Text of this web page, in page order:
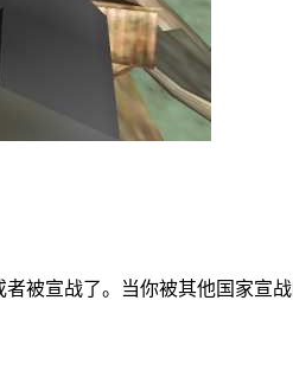
被宣战了。当你被其他国家宣